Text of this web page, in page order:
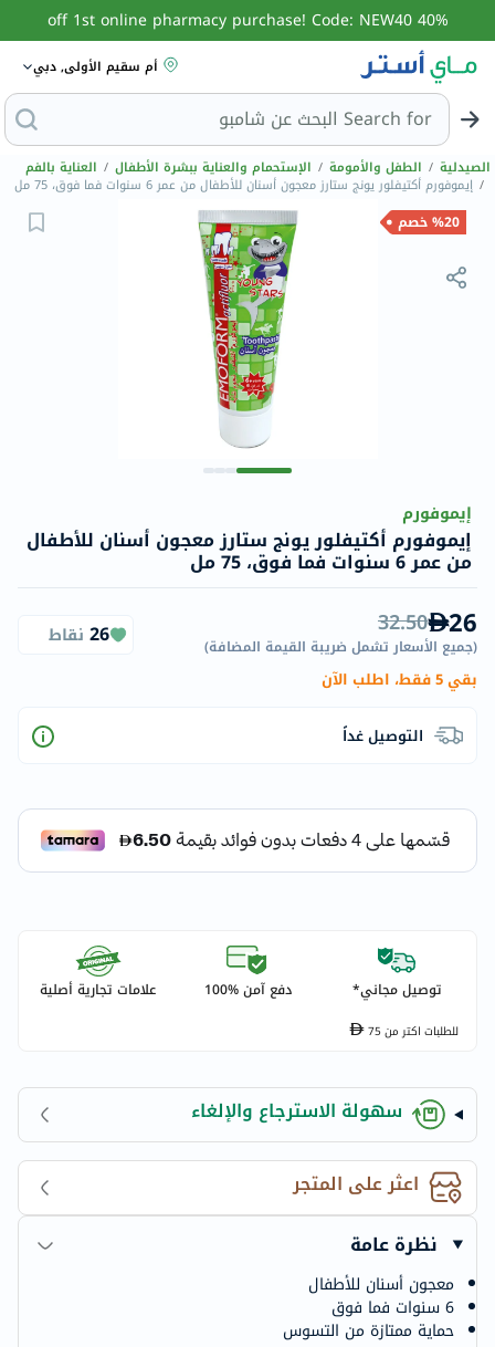
40% off 1st online pharmacy purchase! Code: NEW40
أم سقيم الأولى, دبي
Search for
الصيدلية / الطفل والأمومة / الإستحمام والعناية ببشرة الأطفال / العناية بالفم
/ إيموفورم أكتيفلور يونج ستارز معجون أسنان للأطفال من عمر 6 سنوات فما فوق، 75 مل
%20 خصم
إيموفورم
إيموفورم أكتيفلور يونج ستارز معجون أسنان للأطفال
من عمر 6 سنوات فما فوق، 75 مل
26
32.50
(جميع الأسعار تشمل ضريبة القيمة المضافة)
26 نقاط
بقي 5 فقط، اطلب الآن
التوصيل غداً
توصيل مجاني* دفع آمن %100 علامات تجارية أصلية
للطلبات اكتر من75
سهولة الاسترجاع والإلغاء
اعثر على المتجر
نظرة عامة
معجون أسنان للأطفال
6 سنوات فما فوق
حماية ممتازة من التسوس